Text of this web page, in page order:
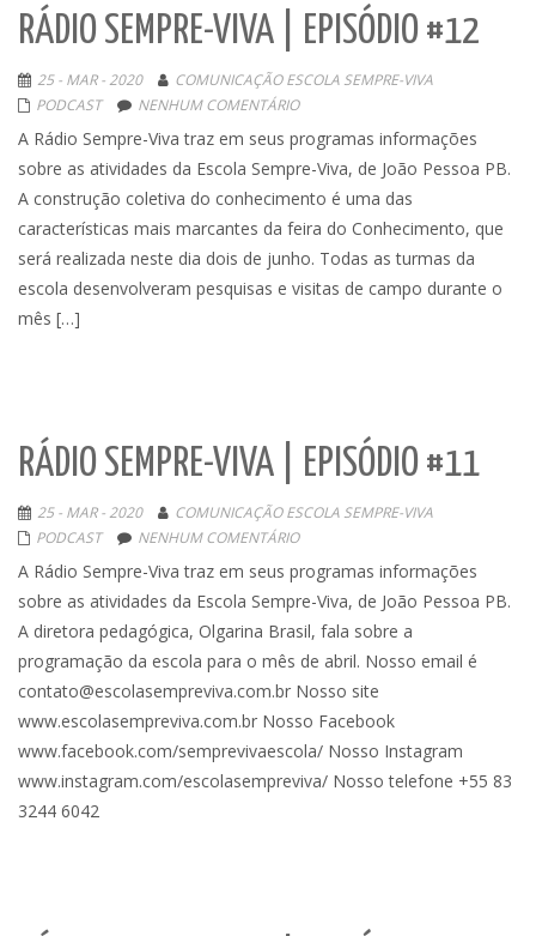
RÁDIO SEMPRE-VIVA | EPISÓDIO #12
25 - MAR - 2020
COMUNICAÇÃO ESCOLA SEMPRE-VIVA
PODCAST
NENHUM COMENTÁRIO
A Rádio Sempre-Viva traz em seus programas informações
sobre as atividades da Escola Sempre-Viva, de João Pessoa PB.
A construção coletiva do conhecimento é uma das
características mais marcantes da feira do Conhecimento, que
será realizada neste dia dois de junho. Todas as turmas da
escola desenvolveram pesquisas e visitas de campo durante o
mês […]
RÁDIO SEMPRE-VIVA | EPISÓDIO #11
25 - MAR - 2020
COMUNICAÇÃO ESCOLA SEMPRE-VIVA
PODCAST
NENHUM COMENTÁRIO
A Rádio Sempre-Viva traz em seus programas informações
sobre as atividades da Escola Sempre-Viva, de João Pessoa PB.
A diretora pedagógica, Olgarina Brasil, fala sobre a
programação da escola para o mês de abril. Nosso email é
contato@escolasempreviva.com.br Nosso site
www.escolasempreviva.com.br Nosso Facebook
www.facebook.com/semprevivaescola/ Nosso Instagram
www.instagram.com/escolasempreviva/ Nosso telefone +55 83
3244 6042